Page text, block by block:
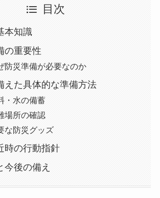
目次
本知識
の重要性
防災準備が必要なのか
えた具体的な準備方法
・水の備蓄
場所の確認
な防災グッズ
時の行動指針
今後の備え